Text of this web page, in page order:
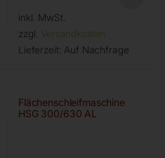
inkl. MwSt.
zzgl. Versandkosten
Lieferzeit: Auf Nachfrage
Flächenschleifmaschine
HSG 300/630 AL